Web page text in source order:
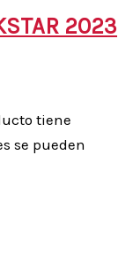
2023
tiene
se pueden